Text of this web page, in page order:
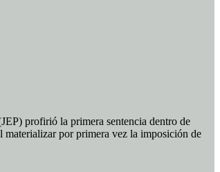
profirió la primera sentencia dentro de
por primera vez la imposición de